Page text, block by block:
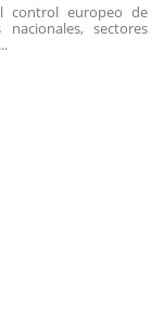
control europeo de
nacionales, sectores